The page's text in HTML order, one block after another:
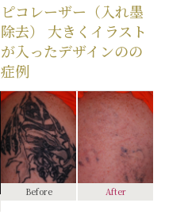
ピコレーザー（入れ墨
除去） 大きくイラスト
が入ったデザインのの
症例
Before After